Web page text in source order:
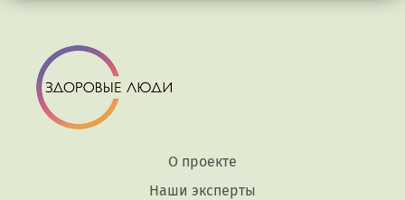
О проекте
Наши эксперты